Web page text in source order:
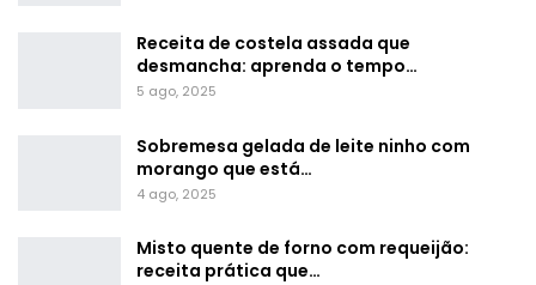
Receita de costela assada que
desmancha: aprenda o tempo…
5 ago, 2025
Sobremesa gelada de leite ninho com
morango que está…
4 ago, 2025
Misto quente de forno com requeijão:
receita prática que…